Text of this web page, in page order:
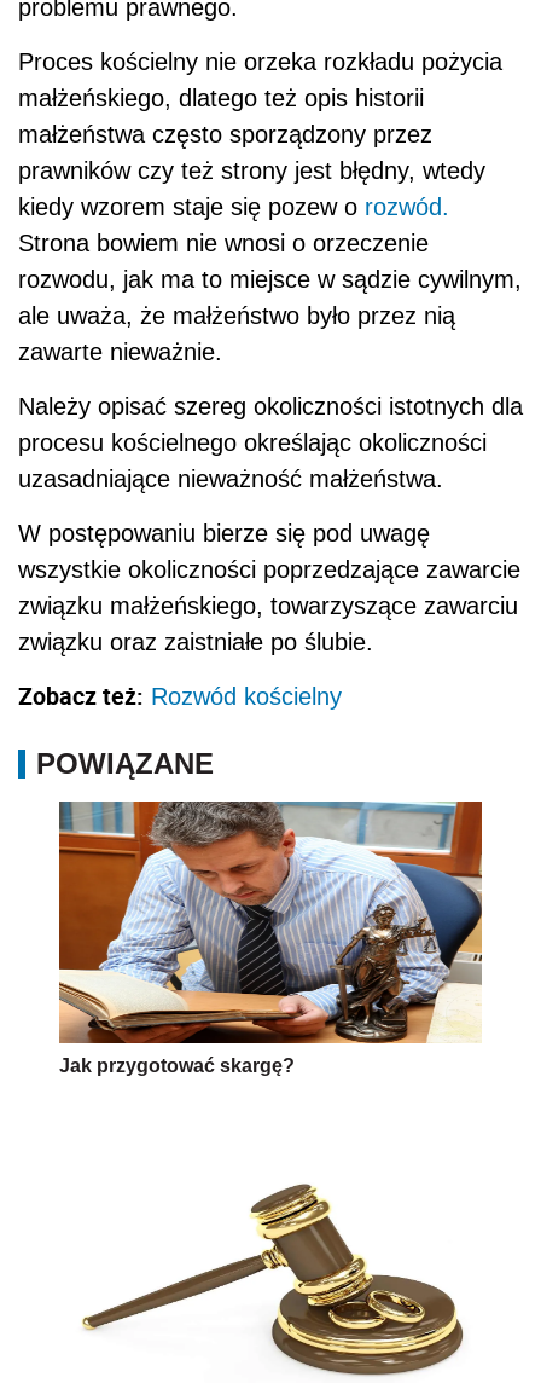
problemu prawnego.
Proces kościelny nie orzeka rozkładu pożycia
małżeńskiego, dlatego też opis historii
małżeństwa często sporządzony przez
prawników czy też strony jest błędny, wtedy
kiedy wzorem staje się pozew o rozwód.
Strona bowiem nie wnosi o orzeczenie
rozwodu, jak ma to miejsce w sądzie cywilnym,
ale uważa, że małżeństwo było przez nią
zawarte nieważnie.
Należy opisać szereg okoliczności istotnych dla
procesu kościelnego określając okoliczności
uzasadniające nieważność małżeństwa.
W postępowaniu bierze się pod uwagę
wszystkie okoliczności poprzedzające zawarcie
związku małżeńskiego, towarzyszące zawarciu
związku oraz zaistniałe po ślubie.
Zobacz też: Rozwód kościelny
POWIĄZANE
Jak przygotować skargę?